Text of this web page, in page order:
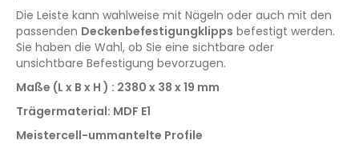
Die Leiste kann wahlweise mit Nägeln oder auch mit den
passenden Deckenbefestigungklipps befestigt werden.
Sie haben die Wahl, ob Sie eine sichtbare oder
unsichtbare Befestigung bevorzugen.
Maße (L x B x H ) : 2380 x 38 x 19 mm
Trägermaterial: MDF E1
Meistercell-ummantelte Profile